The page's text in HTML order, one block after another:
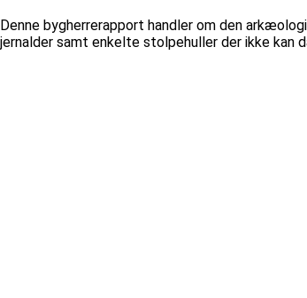
Denne bygherrerapport handler om den
jernalder samt enkelte stolpehuller der ikke kan